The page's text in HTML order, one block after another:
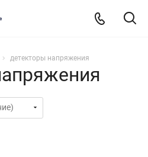
детекторы напряжения